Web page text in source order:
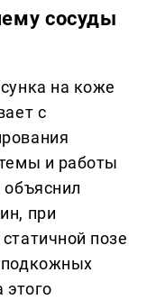
сосуды
на коже
с
и работы
при
позе
подкожных
этого